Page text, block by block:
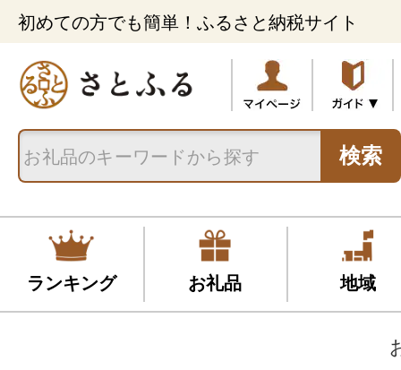
初めての方でも簡単！ふるさと納税サイト
検索
ランキング お礼品 地域